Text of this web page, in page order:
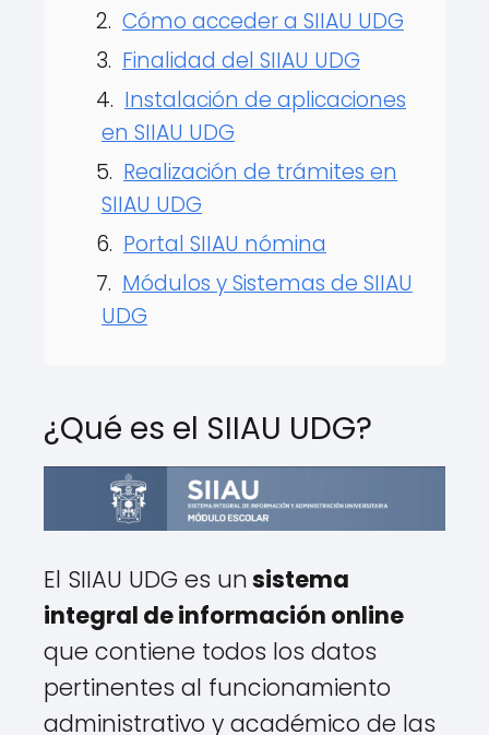
Cómo acceder a SIIAU UDG
Finalidad del SIIAU UDG
Instalación de aplicaciones
en SIIAU UDG
Realización de trámites en
SIIAU UDG
Portal SIIAU nómina
Módulos y Sistemas de SIIAU
UDG
¿Qué es el SIIAU UDG?
El SIIAU UDG es unsistema
integral de información online
que contiene todos los datos
pertinentes al funcionamiento
administrativo y académico de las